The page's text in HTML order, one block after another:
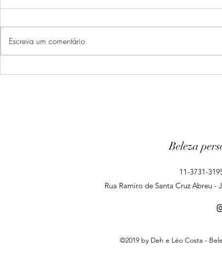
Escreva um comentário
Beleza
11-3731-
Rua Ramiro de Santa Cruz Abreu -
©2019 by Deh e Léo Costa -